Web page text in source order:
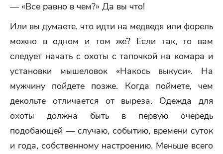
— «Все равно в чем?» Да вы что!
Или вы думаете, что идти на медведя или форель
можно в одном и том же? Если так, то вам
следует начать с охоты с тапочкой на комара и
установки мышеловок «Накось выкуси». На
мужчину пойдете позже. Когда поймете, чем
декольте отличается от выреза. Одежда для
охоты должна быть в первую очередь
подобающей — случаю, событию, времени суток
и года, собственному настроению. Меньше всего